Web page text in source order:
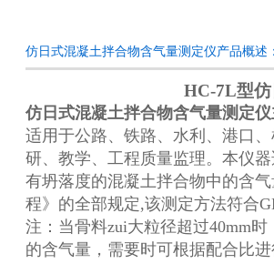
仿日式混凝土拌合物含气量测定仪产品概述：
HC-7L型
仿日式混凝土拌合物含气量测定仪
适用于公路、铁路、水利、港口
研、教学、工程质量监理。 本仪器
有坍落度的混凝土拌合物中的含
程》的全部规定,该测定方法符合
注：当骨料zui大粒径超过40mm
的含气量，需要时可根据配合比进